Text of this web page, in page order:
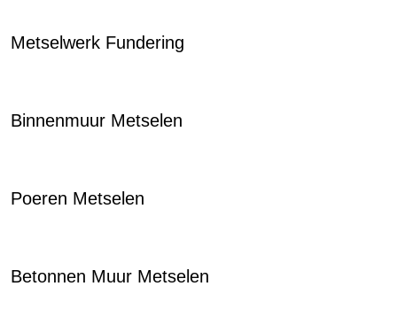
Metselwerk Fundering
Binnenmuur Metselen
Poeren Metselen
Betonnen Muur Metselen